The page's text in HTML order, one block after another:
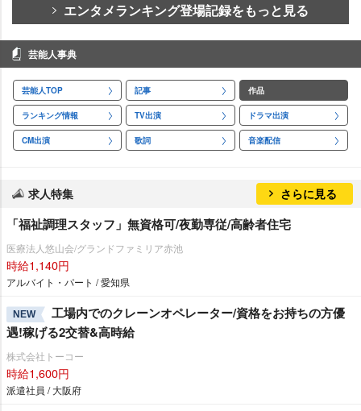
エンタメランキング登場記録をもっと見る
芸能人事典
芸能人TOP 記事 作品
ランキング情報 TV出演 ドラマ出演
CM出演 歌詞 音楽配信
求人特集 さらに見る
「福祉調理スタッフ」無資格可/夜勤専従/高齢者住宅
医療法人悠山会/グランドファミリア赤池
時給1,140円
アルバイト・パート / 愛知県
NEW
工場内でのクレーンオペレーター/資格をお持ちの方優
遇!稼げる2交替&高時給
株式会社トーコー
時給1,600円
派遣社員 / 大阪府